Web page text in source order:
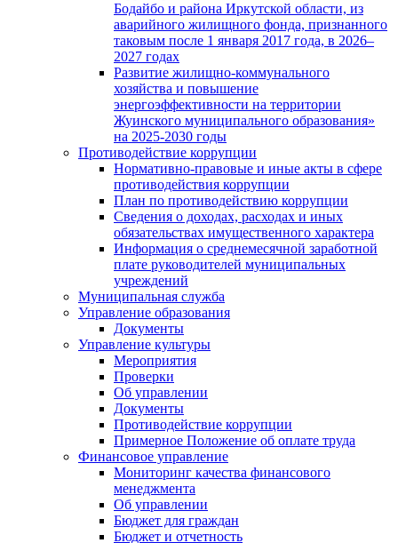
Бодайбо и района Иркутской области, из
аварийного жилищного фонда, признанного
таковым после 1 января 2017 года, в 2026–
2027 годах
Развитие жилищно-коммунального
хозяйства и повышение
энергоэффективности на территории
Жуинского муниципального образования»
на 2025-2030 годы
Противодействие коррупции
Нормативно-правовые и иные акты в сфере
противодействия коррупции
План по противодействию коррупции
Сведения о доходах, расходах и иных
обязательствах имущественного характера
Информация о среднемесячной заработной
плате руководителей муниципальных
учреждений
Муниципальная служба
Управление образования
Документы
Управление культуры
Мероприятия
Проверки
Об управлении
Документы
Противодействие коррупции
Примерное Положение об оплате труда
Финансовое управление
Мониторинг качества финансового
менеджмента
Об управлении
Бюджет для граждан
Бюджет и отчетность